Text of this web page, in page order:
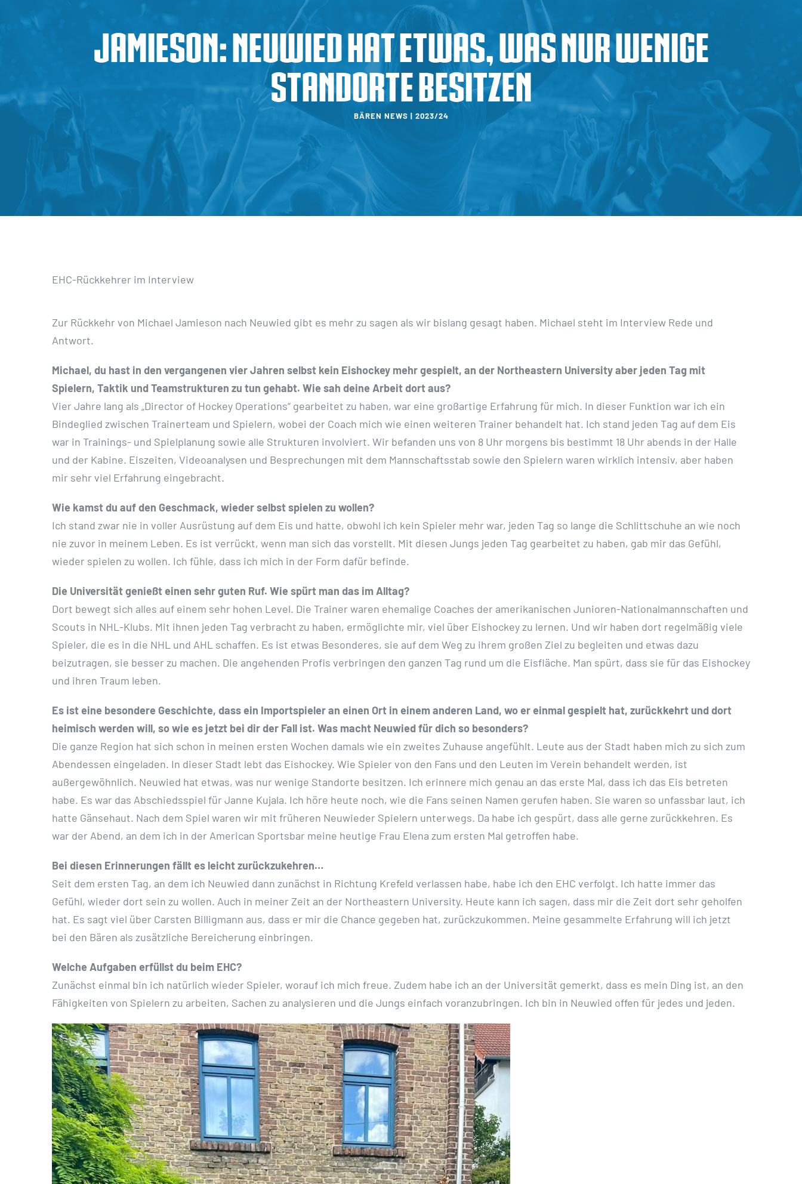
Jamieson: Neuwied hat etwas, was nur wenige
Standorte besitzen
BÄREN NEWS | 2023/24
EHC-Rückkehrer im Interview
Zur Rückkehr von Michael Jamieson nach Neuwied gibt es mehr zu sagen als wir bislang gesagt haben. Michael steht im Interview Rede und
Antwort.
Michael, du hast in den vergangenen vier Jahren selbst kein Eishockey mehr gespielt, an der Northeastern University aber jeden Tag mit
Spielern, Taktik und Teamstrukturen zu tun gehabt. Wie sah deine Arbeit dort aus?
Vier Jahre lang als „Director of Hockey Operations“ gearbeitet zu haben, war eine großartige Erfahrung für mich. In dieser Funktion war ich ein
Bindeglied zwischen Trainerteam und Spielern, wobei der Coach mich wie einen weiteren Trainer behandelt hat. Ich stand jeden Tag auf dem Eis
war in Trainings- und Spielplanung sowie alle Strukturen involviert. Wir befanden uns von 8 Uhr morgens bis bestimmt 18 Uhr abends in der Halle
und der Kabine. Eiszeiten, Videoanalysen und Besprechungen mit dem Mannschaftsstab sowie den Spielern waren wirklich intensiv, aber haben
mir sehr viel Erfahrung eingebracht.
Wie kamst du auf den Geschmack, wieder selbst spielen zu wollen?
Ich stand zwar nie in voller Ausrüstung auf dem Eis und hatte, obwohl ich kein Spieler mehr war, jeden Tag so lange die Schlittschuhe an wie noch
nie zuvor in meinem Leben. Es ist verrückt, wenn man sich das vorstellt. Mit diesen Jungs jeden Tag gearbeitet zu haben, gab mir das Gefühl,
wieder spielen zu wollen. Ich fühle, dass ich mich in der Form dafür befinde.
Die Universität genießt einen sehr guten Ruf. Wie spürt man das im Alltag?
Dort bewegt sich alles auf einem sehr hohen Level. Die Trainer waren ehemalige Coaches der amerikanischen Junioren-Nationalmannschaften und
Scouts in NHL-Klubs. Mit ihnen jeden Tag verbracht zu haben, ermöglichte mir, viel über Eishockey zu lernen. Und wir haben dort regelmäßig viele
Spieler, die es in die NHL und AHL schaffen. Es ist etwas Besonderes, sie auf dem Weg zu ihrem großen Ziel zu begleiten und etwas dazu
beizutragen, sie besser zu machen. Die angehenden Profis verbringen den ganzen Tag rund um die Eisfläche. Man spürt, dass sie für das Eishockey
und ihren Traum leben.
Es ist eine besondere Geschichte, dass ein Importspieler an einen Ort in einem anderen Land, wo er einmal gespielt hat, zurückkehrt und dort
heimisch werden will, so wie es jetzt bei dir der Fall ist. Was macht Neuwied für dich so besonders?
Die ganze Region hat sich schon in meinen ersten Wochen damals wie ein zweites Zuhause angefühlt. Leute aus der Stadt haben mich zu sich zum
Abendessen eingeladen. In dieser Stadt lebt das Eishockey. Wie Spieler von den Fans und den Leuten im Verein behandelt werden, ist
außergewöhnlich. Neuwied hat etwas, was nur wenige Standorte besitzen. Ich erinnere mich genau an das erste Mal, dass ich das Eis betreten
habe. Es war das Abschiedsspiel für Janne Kujala. Ich höre heute noch, wie die Fans seinen Namen gerufen haben. Sie waren so unfassbar laut, ich
hatte Gänsehaut. Nach dem Spiel waren wir mit früheren Neuwieder Spielern unterwegs. Da habe ich gespürt, dass alle gerne zurückkehren. Es
war der Abend, an dem ich in der American Sportsbar meine heutige Frau Elena zum ersten Mal getroffen habe.
Bei diesen Erinnerungen fällt es leicht zurückzukehren…
Seit dem ersten Tag, an dem ich Neuwied dann zunächst in Richtung Krefeld verlassen habe, habe ich den EHC verfolgt. Ich hatte immer das
Gefühl, wieder dort sein zu wollen. Auch in meiner Zeit an der Northeastern University. Heute kann ich sagen, dass mir die Zeit dort sehr geholfen
hat. Es sagt viel über Carsten Billigmann aus, dass er mir die Chance gegeben hat, zurückzukommen. Meine gesammelte Erfahrung will ich jetzt
bei den Bären als zusätzliche Bereicherung einbringen.
Welche Aufgaben erfüllst du beim EHC?
Zunächst einmal bin ich natürlich wieder Spieler, worauf ich mich freue. Zudem habe ich an der Universität gemerkt, dass es mein Ding ist, an den
Fähigkeiten von Spielern zu arbeiten, Sachen zu analysieren und die Jungs einfach voranzubringen. Ich bin in Neuwied offen für jedes und jeden.